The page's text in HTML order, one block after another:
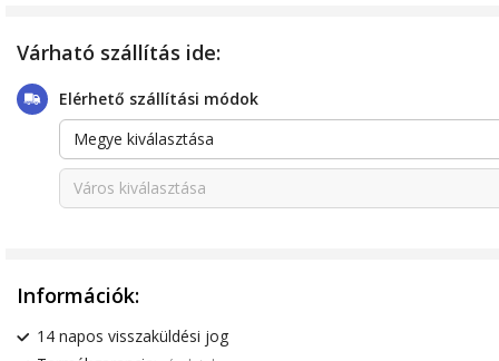
Várható szállítás ide:
Elérhető szállítási módok
Megye kiválasztása
Város kiválasztása
Információk:
14 napos visszaküldési jog